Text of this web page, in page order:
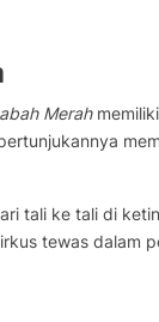
Merah
tali ke tali di
tewas dalam